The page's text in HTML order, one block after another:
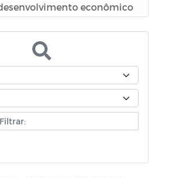
econômico
- Secretaria de Educação
- Secretaria de Fazenda e
Planejamento
- Secretaria de Saúde
- Secretaria de Transportes
- Secretaria Municipal de